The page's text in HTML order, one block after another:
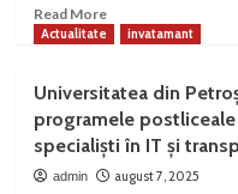
prin
achiziționarea
echipamente
de
ultimă
generație
Read MoreRead
more
Muncii
poate
preda
Casa
Actualitate invatamant
Universitatea din
programele
specialiști în IT și
admin august 7, 2025